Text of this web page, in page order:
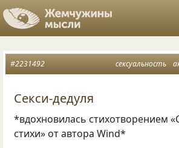
сексуальность
#2231492
Секси-дедуля
*вдохновилась стихотворением
стихи» от автора Wind*